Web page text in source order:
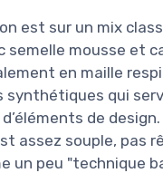
est sur un mix
semelle mousse et
en maille
synthétiques qui
de design.
assez souple, pas
un peu "technique